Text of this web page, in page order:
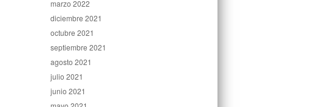
marzo 2022
diciembre 2021
octubre 2021
septiembre 2021
agosto 2021
julio 2021
junio 2021